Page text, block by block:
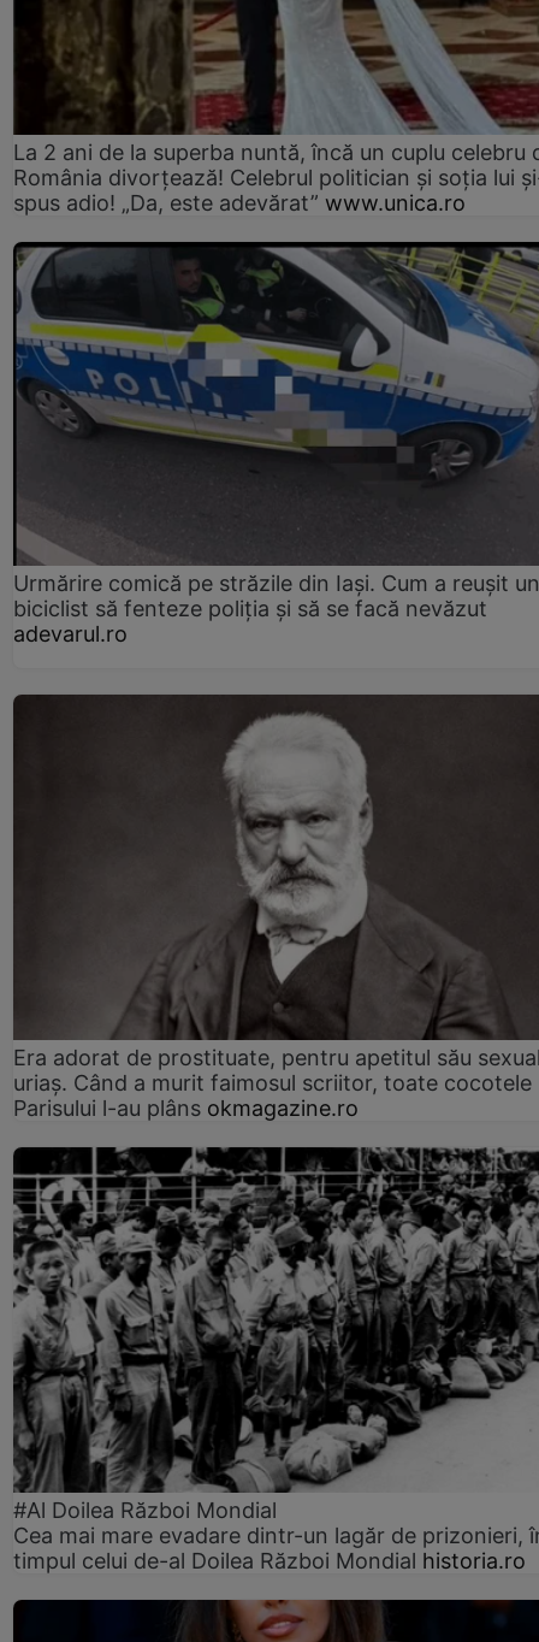
La 2 ani de la superba nuntă, încă un cuplu celebru
România divorțează! Celebrul politician și soția lui
spus adio! „Da, este adevărat” www.unica.ro
Urmărire comică pe străzile din Iași. Cum a reușit un
biciclist să fenteze poliția și să se facă nevăzut
adevarul.ro
Era adorat de prostituate, pentru apetitul său
uriaș. Când a murit faimosul scriitor, toate cocotele
Parisului l-au plâns okmagazine.ro
#Al Doilea Război Mondial
Cea mai mare evadare dintr-un lagăr de prizonieri,
timpul celui de-al Doilea Război Mondial historia.ro